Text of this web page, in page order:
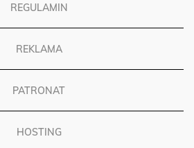
REGULAMIN
REKLAMA
PATRONAT
HOSTING